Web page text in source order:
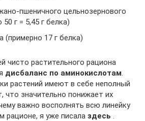
пшеничного цельнозернового
г = 5,45 г белка)
(примерно 17 г белка)
чисто растительного рациона
дисбаланс по аминокислотам.
растений имеют в себе неполный
что значительно понижает их
важно восполнять всю линейку
рационе, я уже писала здесь .